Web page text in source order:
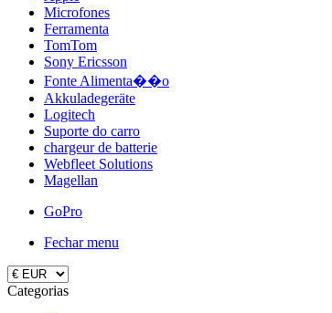
Microfones
Ferramenta
TomTom
Sony Ericsson
Fonte Alimenta��o
Akkuladegeräte
Logitech
Suporte do carro
chargeur de batterie
Webfleet Solutions
Magellan
GoPro
Fechar menu
Categorias